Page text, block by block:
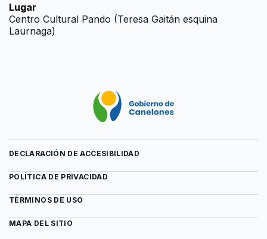
Lugar
Centro Cultural Pando (Teresa Gaitán esquina
Laurnaga)
DECLARACIÓN DE ACCESIBILIDAD
POLÍTICA DE PRIVACIDAD
TÉRMINOS DE USO
MAPA DEL SITIO